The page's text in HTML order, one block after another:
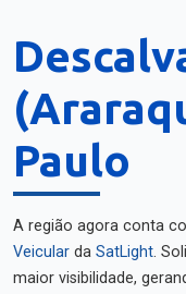
Paulo
A região agora conta
Veicular da SatLight.
maior visibilidade,